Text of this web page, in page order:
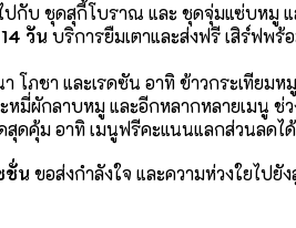
ปกับ ชุดสุกี้โบราณ และ ชุดจุ่มแซ่บหมู
วัน บริการยืมเตาและส่งฟรี เสิร์ฟพร้
ภชา และเรดซัน อาทิ ข้าวกระเทีย
มี่ผักลาบหมู และอีกหลากหลายเมนู ช่
สุดคุ้ม อาทิ เมนูฟรีคะแนนแลกส่วนลด
ชั่น ขอส่งกำลังใจ และความห่วงใยไป